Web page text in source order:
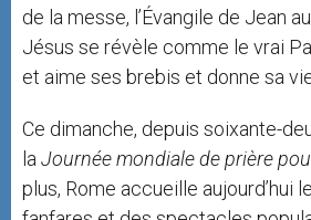
de la messe, l’Évangile de Jean
Jésus se révèle comme le vrai
et aime ses brebis et donne sa
Ce dimanche, depuis soixante-
la Journée mondiale de prière
plus, Rome accueille aujourd’hui